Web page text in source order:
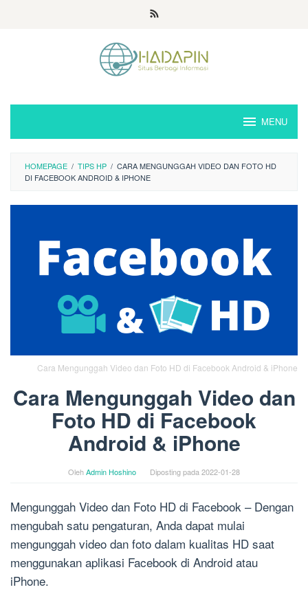
MENU
HOMEPAGE / TIPS HP / CARA MENGUNGGAH VIDEO DAN FOTO HD
DI FACEBOOK ANDROID & IPHONE
Cara Mengunggah Video dan Foto HD di Facebook Android & iPhone
Cara Mengunggah Video dan
Foto HD di Facebook
Android & iPhone
OlehAdmin Hoshino Diposting pada 2022-01-28
Mengunggah Video dan Foto HD di Facebook – Dengan
mengubah satu pengaturan, Anda dapat mulai
mengunggah video dan foto dalam kualitas HD saat
menggunakan aplikasi Facebook di Android atau
iPhone.